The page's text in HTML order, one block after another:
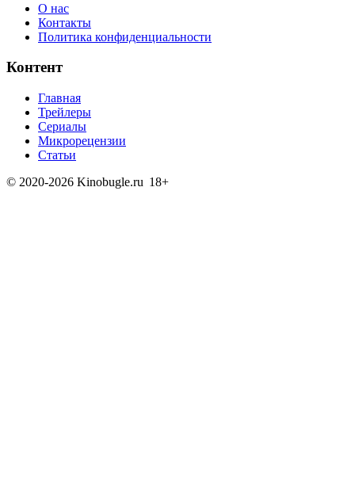
О нас
Контакты
Политика конфиденциальности
Контент
Главная
Трейлеры
Сериалы
Микрорецензии
Статьи
© 2020-2026 Kinobugle.ru 18+